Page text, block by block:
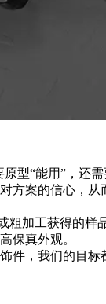
型“能用”，
案的信心，
加工获得的
保真外观。
，我们的目